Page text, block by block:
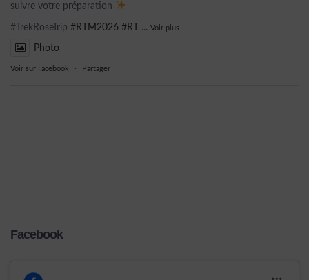
suivre votre préparation
#TrekRoseTrip #RTM2026 #RT ... Voir plus
Photo
Voir sur Facebook · Partager
Facebook